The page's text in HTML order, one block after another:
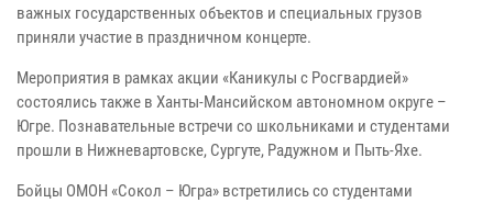
важных государственных объектов и специальных грузов
приняли участие в праздничном концерте.
Мероприятия в рамках акции «Каникулы с Росгвардией»
состоялись также в Ханты-Мансийском автономном округе –
Югре. Познавательные встречи со школьниками и студентами
прошли в Нижневартовске, Сургуте, Радужном и Пыть-Яхе.
Бойцы ОМОН «Сокол – Югра» встретились со студентами